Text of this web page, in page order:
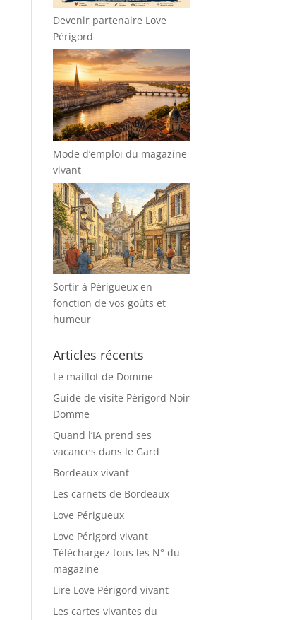
Devenir partenaire Love
Périgord
Mode d’emploi du magazine
vivant
Sortir à Périgueux en
fonction de vos goûts et
humeur
Articles récents
Le maillot de Domme
Guide de visite Périgord Noir
Domme
Quand l’IA prend ses
vacances dans le Gard
Bordeaux vivant
Les carnets de Bordeaux
Love Périgueux
Love Périgord vivant
Téléchargez tous les N° du
magazine
Lire Love Périgord vivant
Les cartes vivantes du